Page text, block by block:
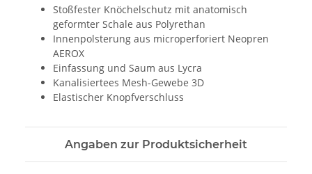
Stoßfester Knöchelschutz mit anatomisch
geformter Schale aus Polyrethan
Innenpolsterung aus microperforiert Neopren
AEROX
Einfassung und Saum aus Lycra
Kanalisiertees Mesh-Gewebe 3D
Elastischer Knopfverschluss
Angaben zur Produktsicherheit